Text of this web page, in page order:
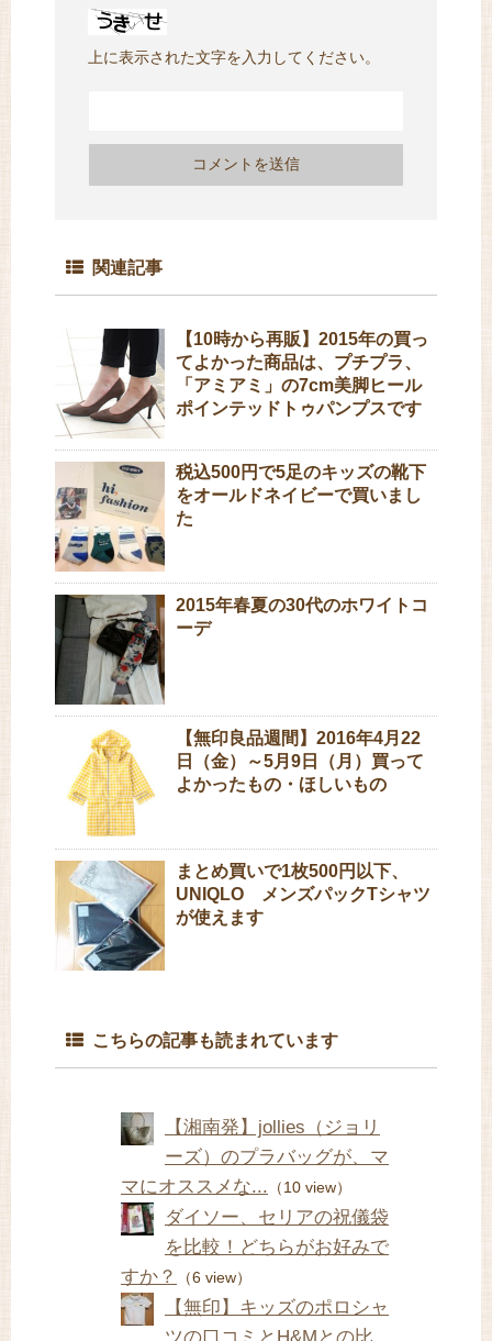
上に表示された文字を入力してください。
関連記事
【10時から再販】2015年の買っ
てよかった商品は、プチプラ、
「アミアミ」の7cm美脚ヒール
ポインテッドトゥパンプスです
税込500円で5足のキッズの靴下
をオールドネイビーで買いまし
た
2015年春夏の30代のホワイトコ
ーデ
【無印良品週間】2016年4月22
日（金）～5月9日（月）買って
よかったもの・ほしいもの
まとめ買いで1枚500円以下、
UNIQLO メンズパックTシャツ
が使えます
こちらの記事も読まれています
【湘南発】jollies（ジョリ
ーズ）のプラバッグが、マ
マにオススメな... （10 view）
ダイソー、セリアの祝儀袋
を比較！どちらがお好みで
すか？
（6 view）
【無印】キッズのポロシャ